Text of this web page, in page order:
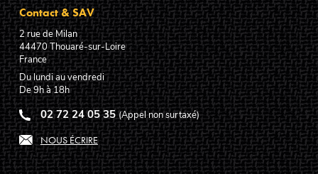
Contact & SAV
2 rue de Milan
44470Thouaré-sur-Loire
France
Du lundi au vendredi
De 9h à 18h
02 72 24 05 35 (Appel non surtaxé)
NOUS ÉCRIRE